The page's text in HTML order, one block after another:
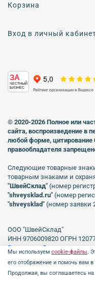
Корзина
Вход в личный
ЗА
ЧЕСТНЫЙ
БИЗНЕС
© 2020-2026 Полное или
сайта, воспроизведение в
любой форме, цитирование
правообладателя
Следующие товарные
товарным знаками и
"ШвейСклад" (номер
"shveуsklad.ru" (номер
"shveysklad" (номер заявки
ООО "ШвейСклад"
ИНН 9706009820 ОГРН
Включен в Реестр
персональных данных
№231 от 16.06.2023.
Мы используем cookie-файлы.
его отображение и помочь вам
Продолжая, вы соглашаетесь на